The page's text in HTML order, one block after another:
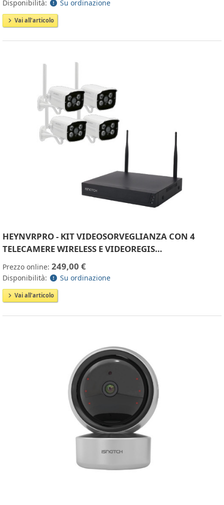
Disponibilità: Su ordinazione
Vai all'articolo
HEYNVRPRO - KIT VIDEOSORVEGLIANZA CON 4
TELECAMERE WIRELESS E VIDEOREGIS…
Prezzo online: 249,00 €
Disponibilità: Su ordinazione
Vai all'articolo